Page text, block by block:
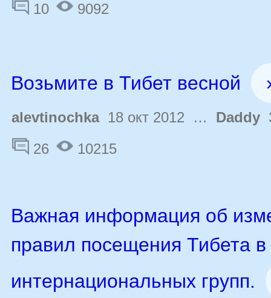
10
9092
Возьмите в Тибет весной
alevtinochka18 окт 2012 … Daddy
26
10215
Важная информация об
правил посещения Тибета в
интернациональных групп.